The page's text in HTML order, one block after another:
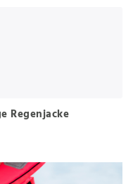
Regenjacke